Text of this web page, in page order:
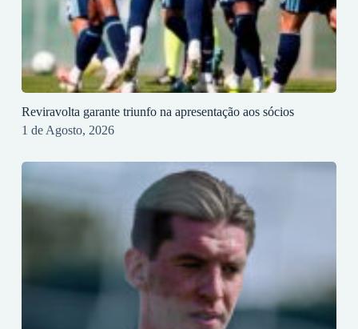
Reviravolta garante triunfo na apresentação aos sócios
1 de Agosto, 2026